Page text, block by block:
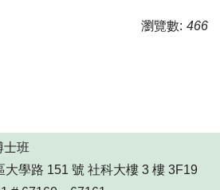
瀏覽數: 466
士班
大學路 151 號 社科大樓 3 樓 3F19